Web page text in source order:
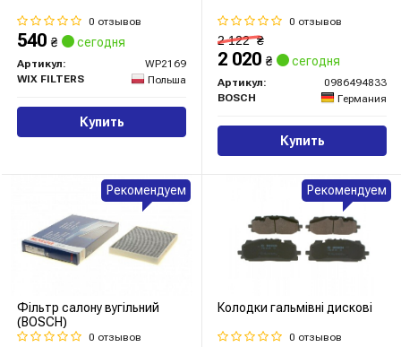
0 отзывов
540 ₴ сегодня
Артикул:
WP2169
WIX FILTERS
Польша
Купить
0 отзывов
2 122₴
2 020 ₴ сегодня
Артикул:
0986494833
BOSCH
Германия
Купить
Фільтр салону вугільний
(BOSCH)
0 отзывов
Рекомендуем
Колодки гальмівні дискові
0 отзывов
Рекомендуем